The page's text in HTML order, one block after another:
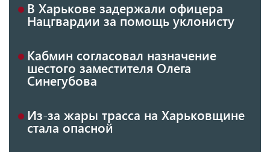
В Харькове задержали офицера
Нацгвардии за помощь уклонисту
Кабмин согласовал назначение
шестого заместителя Олега
Синегубова
Из-за жары трасса на Харьковщине
стала опасной